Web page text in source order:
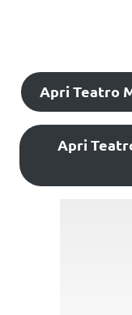
Apri Teatro
Apri